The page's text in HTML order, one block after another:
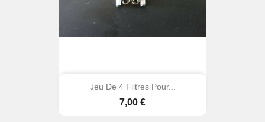
Jeu De 4 Filtres Pour...
Prix
7,00 €